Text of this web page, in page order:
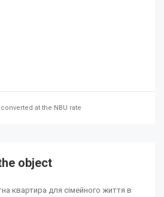
at the NBU rate
object
квартира для сімейного життя в